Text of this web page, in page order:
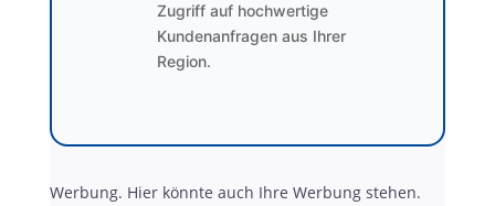
Zugriff auf hochwertige
Kundenanfragen aus Ihrer
Region.
Werbung. Hier könnte auch Ihre Werbung stehen.